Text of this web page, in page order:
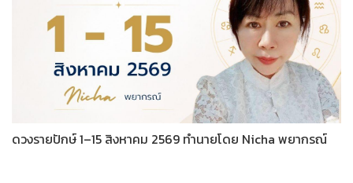
ดวงรายปักษ์ 1–15 สิงหาคม 2569 ทำนายโดย Nicha พยากรณ์